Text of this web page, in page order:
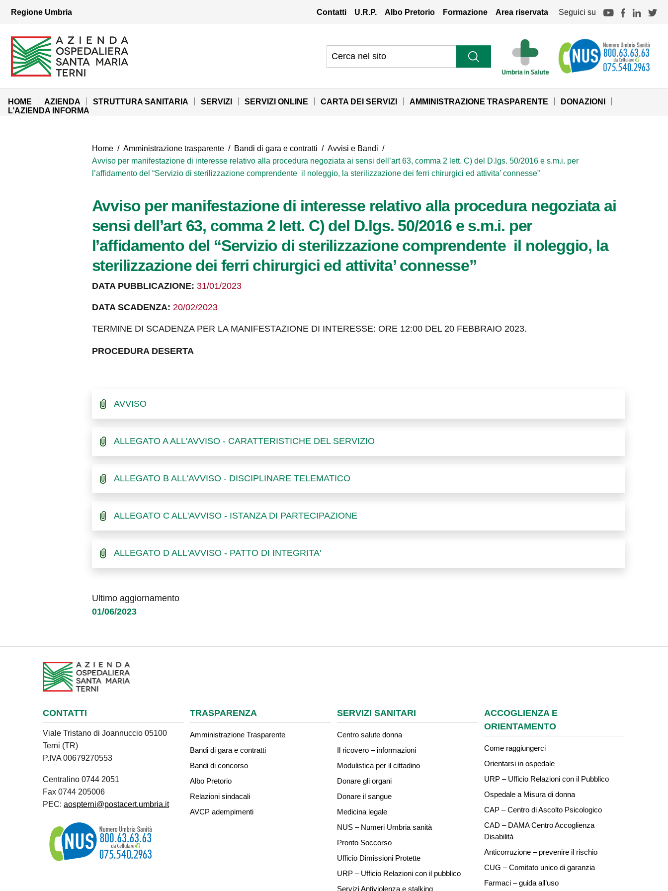
Vai al menu di navigazione
Regione Umbria Contatti U.R.P. Albo Pretorio Formazione Area riservata Seguici su
Azienda Ospedaliera Santa Maria di Terni
Sito Istituzionale
HOME AZIENDA STRUTTURA SANITARIA SERVIZI SERVIZI ONLINE CARTA DEI SERVIZI AMMINISTRAZIONE TRASPARENTE
DONAZIONI
L’AZIENDA INFORMA
Home / Amministrazione trasparente / Bandi di gara e contratti / Avvisi e Bandi /
Avviso per manifestazione di interesse relativo alla procedura negoziata ai sensi dell’art 63, comma 2 lett. C) del D.lgs. 50/2016 e s.m.i. per
l’affidamento del “Servizio di sterilizzazione comprendente il noleggio, la sterilizzazione dei ferri chirurgici ed attivita’ connesse”
Avviso per manifestazione di interesse relativo alla procedura negoziata ai
sensi dell’art 63, comma 2 lett. C) del D.lgs. 50/2016 e s.m.i. per
l’affidamento del “Servizio di sterilizzazione comprendente il noleggio, la
sterilizzazione dei ferri chirurgici ed attivita’ connesse”
DATA PUBBLICAZIONE: 31/01/2023
DATA SCADENZA: 20/02/2023
TERMINE DI SCADENZA PER LA MANIFESTAZIONE DI INTERESSE: ORE 12:00 DEL 20 FEBBRAIO 2023.
PROCEDURA DESERTA
AVVISO
ALLEGATO A ALL'AVVISO - CARATTERISTICHE DEL SERVIZIO
ALLEGATO B ALL'AVVISO - DISCIPLINARE TELEMATICO
ALLEGATO C ALL'AVVISO - ISTANZA DI PARTECIPAZIONE
ALLEGATO D ALL'AVVISO - PATTO DI INTEGRITA'
Ultimo aggiornamento
01/06/2023
CONTATTI
Viale Tristano di Joannuccio 05100
Terni (TR)
P.IVA 00679270553
Centralino 0744 2051
Fax 0744 205006
PEC: aospterni@postacert.umbria.it
TRASPARENZA
Amministrazione Trasparente
Bandi di gara e contratti
Bandi di concorso
Albo Pretorio
Relazioni sindacali
AVCP adempimenti
SERVIZI SANITARI
Centro salute donna
Il ricovero – informazioni
Modulistica per il cittadino
Donare gli organi
Donare il sangue
Medicina legale
NUS – Numeri Umbria sanità
Pronto Soccorso
Ufficio Dimissioni Protette
URP – Ufficio Relazioni con il pubblico
Servizi Antiviolenza e stalking
ACCOGLIENZA E
ORIENTAMENTO
Come raggiungerci
Orientarsi in ospedale
URP – Ufficio Relazioni con il Pubblico
Ospedale a Misura di donna
CAP – Centro di Ascolto Psicologico
CAD – DAMA Centro Accoglienza
Disabilità
Anticorruzione – prevenire il rischio
CUG – Comitato unico di garanzia
Farmaci – guida all’uso